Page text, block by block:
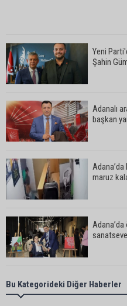
Yeni
Şahin
Adanalı
başkan
maruz
Adana’da
Adana’da
Bu Kategorideki Diğer Haberler